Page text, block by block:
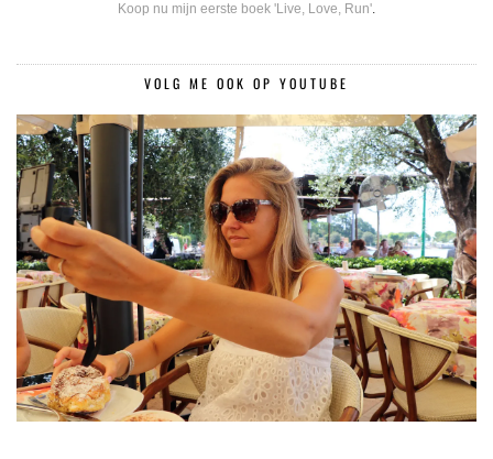
Koop nu mijn eerste boek 'Live, Love, Run'.
VOLG ME OOK OP YOUTUBE